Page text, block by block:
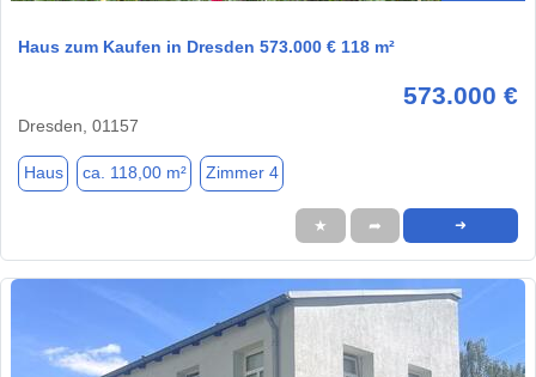
Haus zum Kaufen in Dresden 573.000 € 118 m²
573.000 €
Dresden, 01157
Haus ca. 118,00 m² Zimmer 4
★ ➦ ➜